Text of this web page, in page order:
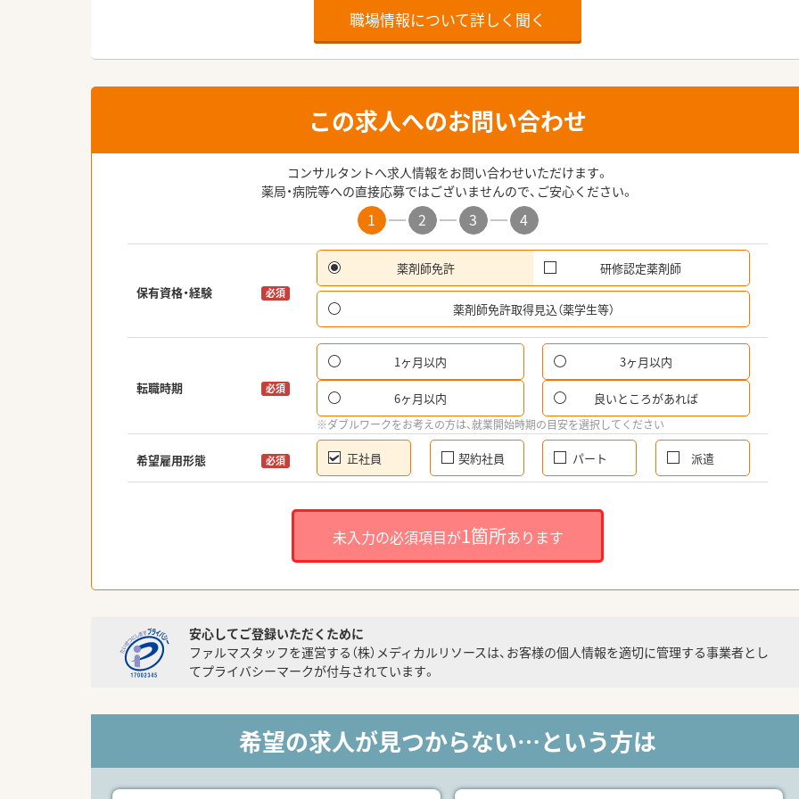
職場情報について詳しく聞く
この求人へのお問い合わせ
コンサルタントへ求人情報をお問い合わせいただけます。
薬局・病院等への直接応募ではございませんので、ご安心ください。
1 2 3 4
保有資格・経験 必須
薬剤師免許 研修認定薬剤師
薬剤師免許取得見込（薬学生等）
転職時期 必須
1ヶ月以内 3ヶ月以内
6ヶ月以内 良いところがあれば
※ダブルワークをお考えの方は、就業開始時期の目安を選択してください
希望雇用形態 必須 正社員 契約社員 パート 派遣
未入力の必須項目が1箇所あります
安心してご登録いただくために
ファルマスタッフを運営する（株）メディカルリソースは、お客様の個人情報を適切に管理する事業者とし
てプライバシーマークが付与されています。
希望の求人が見つからない…という方は